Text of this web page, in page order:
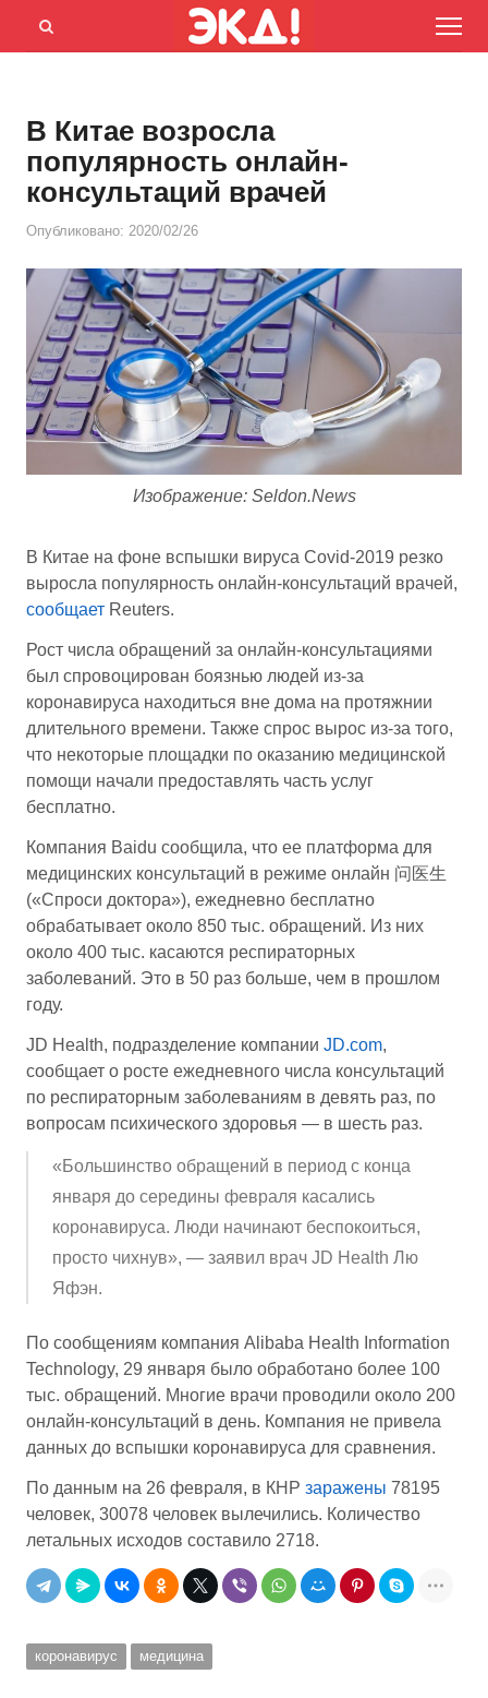
Menu
Открыть
В Китае возросла
популярность онлайн-
консультаций врачей
Опубликовано: 2020/02/26
Изображение: Seldon.News
В Китае на фоне вспышки вируса Covid-2019 резко
выросла популярность онлайн-консультаций врачей,
сообщает Reuters.
Рост числа обращений за онлайн-консультациями
был спровоцирован боязнью людей из-за
коронавируса находиться вне дома на протяжнии
длительного времени. Также спрос вырос из-за того,
что некоторые площадки по оказанию медицинской
помощи начали предоставлять часть услуг
бесплатно.
Компания Baidu сообщила, что ее платформа для
медицинских консультаций в режиме онлайн 问医生
(«Спроси доктора»), ежедневно бесплатно
обрабатывает около 850 тыс. обращений. Из них
около 400 тыс. касаются респираторных
заболеваний. Это в 50 раз больше, чем в прошлом
году.
JD Health, подразделение компании JD.com,
сообщает о росте ежедневного числа консультаций
по респираторным заболеваниям в девять раз, по
вопросам психического здоровья — в шесть раз.
«Большинство обращений в период с конца
января до середины февраля касались
коронавируса. Люди начинают беспокоиться,
просто чихнув», — заявил врач JD Health Лю
Яфэн.
По сообщениям компания Alibaba Health Information
Technology, 29 января было обработано более 100
тыс. обращений. Многие врачи проводили около 200
онлайн-консультаций в день. Компания не привела
данных до вспышки коронавируса для сравнения.
По данным на 26 февраля, в КНР заражены 78195
человек, 30078 человек вылечились. Количество
летальных исходов составило 2718.
коронавирус медицина